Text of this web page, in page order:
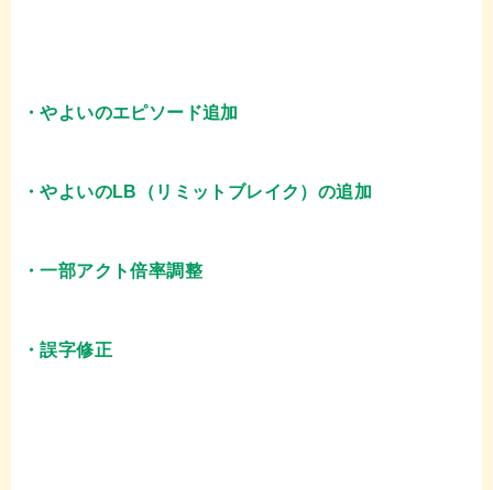
・やよいのエピソード追加
・やよいのLB（リミットブレイク）の追加
・一部アクト倍率調整
・誤字修正